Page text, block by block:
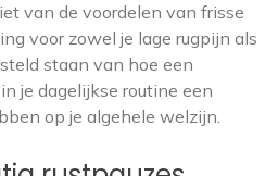
van de voordelen van frisse
voor zowel je lage rugpijn als
staan ​​van hoe een
je dagelijkse routine een
op je algehele welzijn.